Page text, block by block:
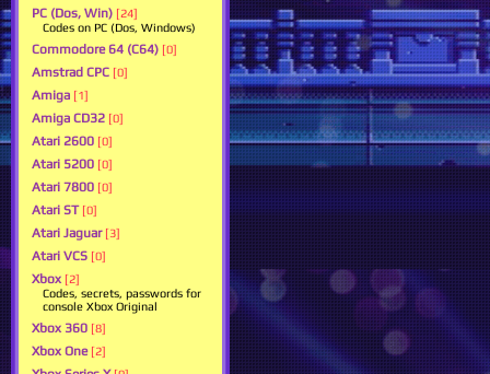
PC (Dos, Win) [24]
Codes on PC (Dos, Windows)
Commodore 64 (C64) [0]
Amstrad CPC [0]
Amiga [1]
Amiga CD32 [0]
Atari 2600 [0]
Atari 5200 [0]
Atari 7800 [0]
Atari ST [0]
Atari Jaguar [3]
Atari VCS [0]
Xbox [2]
Codes, secrets, passwords for
console Xbox Original
Xbox 360 [8]
Xbox One [2]